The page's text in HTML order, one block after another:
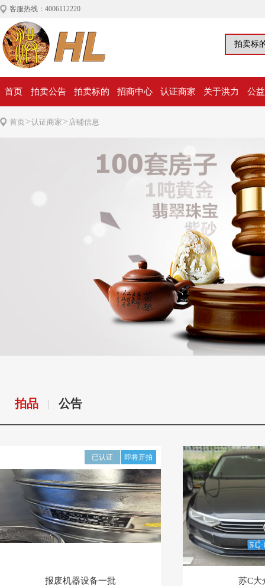
客服热线：4006112220
首页 拍卖公告 拍卖标的 招商中心 认证商家 关于洪力 公
首页>认证商家 > 店铺信息
拍品 | 公告
即将开拍
已认证
报废机器设备一批 苏C大